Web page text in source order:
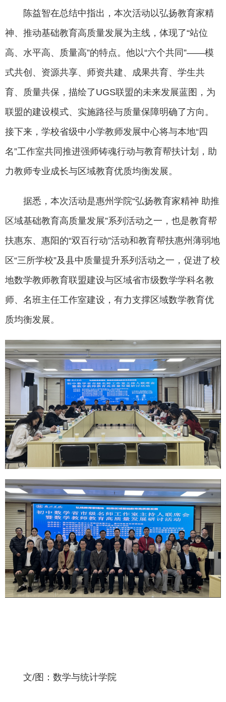
陈益智在总结中指出，本次活动以弘扬教育家精
神、推动基础教育高质量发展为主线，体现了“站位
高、水平高、质量高”的特点。他以“六个共同”——模
式共创、资源共享、师资共建、成果共育、学生共
育、质量共保，描绘了UGS联盟的未来发展蓝图，为
联盟的建设模式、实施路径与质量保障明确了方向。
接下来，学校省级中小学教师发展中心将与本地“四
名”工作室共同推进强师铸魂行动与教育帮扶计划，助
力教师专业成长与区域教育优质均衡发展。
据悉，本次活动是惠州学院“弘扬教育家精神 助推
区域基础教育高质量发展”系列活动之一，也是教育帮
扶惠东、惠阳的“双百行动”活动和教育帮扶惠州薄弱地
区“三所学校”及县中质量提升系列活动之一，促进了校
地数学教师教育联盟建设与区域省市级数学学科名教
师、名班主任工作室建设，有力支撑区域数学教育优
质均衡发展。
文/图：数学与统计学院